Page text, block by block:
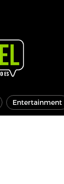
Entertainment